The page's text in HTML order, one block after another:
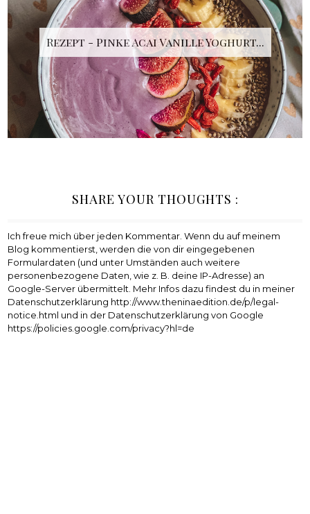
Rezept - Pinke Acai Vanille Yoghurt...
SHARE YOUR THOUGHTS :
Ich freue mich über jeden Kommentar. Wenn du auf meinem
Blog kommentierst, werden die von dir eingegebenen
Formulardaten (und unter Umständen auch weitere
personenbezogene Daten, wie z. B. deine IP-Adresse) an
Google-Server übermittelt. Mehr Infos dazu findest du in meiner
Datenschutzerklärung http://www.theninaedition.de/p/legal-
notice.html und in der Datenschutzerklärung von Google
https://policies.google.com/privacy?hl=de